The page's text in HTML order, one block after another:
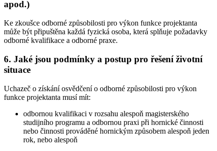
apod.)
Ke zkoušce odborné způsobilosti pro výkon funkce projektanta
může být připuštěna každá fyzická osoba, která splňuje požadavky
odborné kvalifikace a odborné praxe.
6. Jaké jsou podmínky a postup pro řešení životní
situace
Uchazeč o získání osvědčení o odborné způsobilosti pro výkon
funkce projektanta musí mít:
odbornou kvalifikaci v rozsahu alespoň magisterského
studijního programu a odbornou praxi při hornické činnosti
nebo činnosti prováděné hornickým způsobem alespoň jeden
rok, nebo alespoň